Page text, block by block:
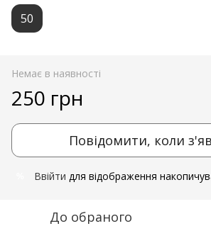
50
Немає в наявності
250 грн
Повідомити, коли
Ввійти для відображення
До обраного